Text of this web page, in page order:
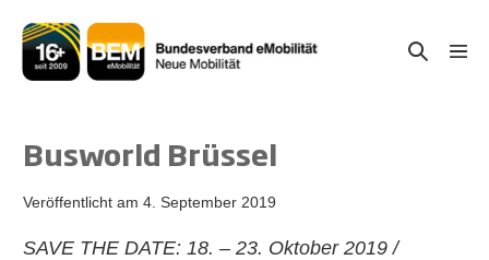
Inhalt
springen
Suche-
Busworld Brüssel
Veröffentlicht am 4. September 2019
SAVE THE DATE: 18. – 23. Oktober 2019 /